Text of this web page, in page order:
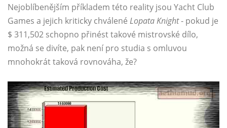
Nejoblíbenějším příkladem této reality jsou Yacht Club
Games a jejich kriticky chválené Lopata Knight- pokud je
$ 311,502 schopno přinést takové mistrovské dílo,
možná se divíte, pak není pro studia s omluvou
mnohokrát taková rovnováha, že?